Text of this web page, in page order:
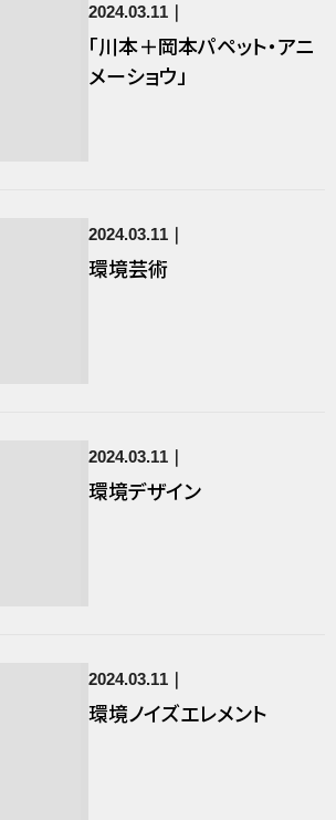
2024.03.11
「川本＋岡本パペット・アニ
メーショウ」
2024.03.11
環境芸術
2024.03.11
環境デザイン
2024.03.11
環境ノイズエレメント